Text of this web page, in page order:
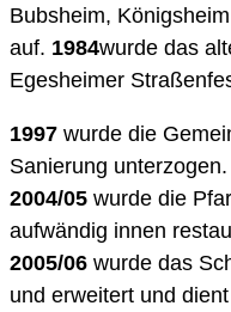
Bubsheim,
auf. 1984wurde das
Egesheimer
1997 wurde die
Sanierung unterzogen.
2004/05 wurde die
aufwändig innen
2005/06 wurde das
und erweitert und